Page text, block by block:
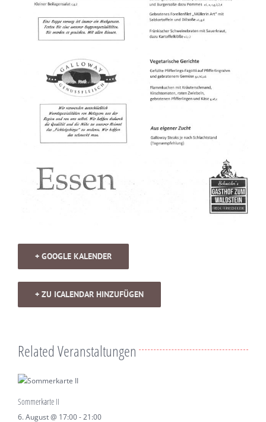
+ GOOGLE KALENDER
+ ZU ICALENDAR HINZUFÜGEN
Related Veranstaltungen
Sommerkarte II
6. August @ 17:00-21:00